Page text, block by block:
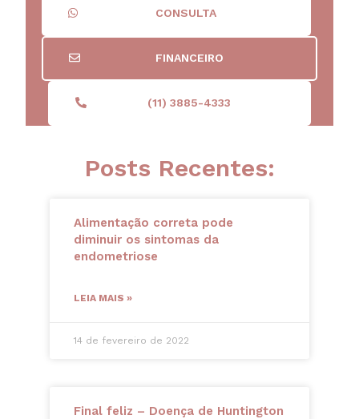
CONSULTA
FINANCEIRO
(11) 3885-4333
Posts Recentes:
Alimentação correta pode
diminuir os sintomas da
endometriose
LEIA MAIS »
14 de fevereiro de 2022
Final feliz – Doença de Huntington